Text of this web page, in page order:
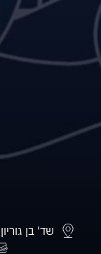
שד' בן גוריון 6, חיפה 35414